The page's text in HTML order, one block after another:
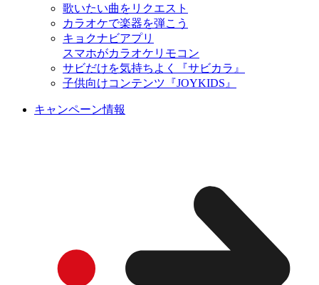
歌いたい曲をリクエスト
カラオケで楽器を弾こう
キョクナビアプリ
スマホがカラオケリモコン
サビだけを気持ちよく『サビカラ』
子供向けコンテンツ『JOYKIDS』
キャンペーン情報